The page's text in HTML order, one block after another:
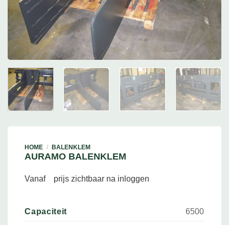
HOME / BALENKLEM
AURAMO BALENKLEM
Vanaf prijs zichtbaar na inloggen
Capaciteit 6500